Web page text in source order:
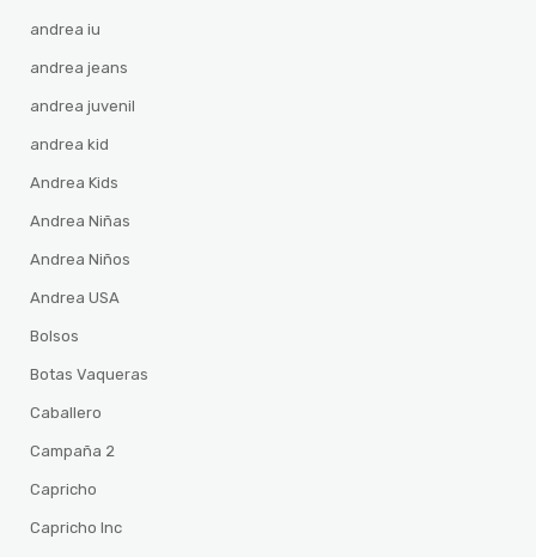
andrea iu
andrea jeans
andrea juvenil
andrea kid
Andrea Kids
Andrea Niñas
Andrea Niños
Andrea USA
Bolsos
Botas Vaqueras
Caballero
Campaña 2
Capricho
Capricho Inc